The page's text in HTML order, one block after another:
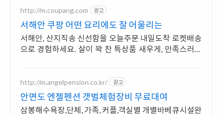
http://m.coupang.com 광고
서해안 쿠팡 어떤 요리에도 잘 어울리는
서해안, 산지직송 신선함을 오늘주문 내일도착 로켓배송
으로 경험하세요. 살이 꽉 찬 특상품 새우게, 만족스러운
http://m.angelpension.co.kr/ 광고
안면도 엔젤펜션 갯벌체험장비 무료대여
삼봉해수욕장,단체, 가족, 커플,객실별 개별바베큐시설완